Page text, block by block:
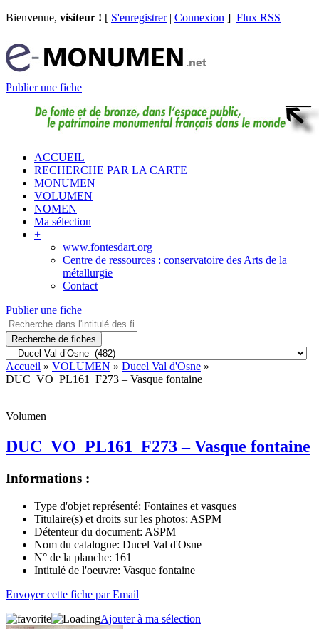
Bienvenue, visiteur ! [ S'enregistrer| Connexion ] Flux RSS
Publier une fiche
ACCUEIL
RECHERCHE PAR LA CARTE
MONUMEN
VOLUMEN
NOMEN
Ma sélection
+
www.fontesdart.org
Centre de ressources : conservatoire des Arts de la
métallurgie
Contact
Publier une fiche
Recherche de fiches
Accueil » VOLUMEN » Ducel Val d'Osne »
DUC_VO_PL161_F273 – Vasque fontaine
Volumen
DUC_VO_PL161_F273 – Vasque fontaine
Informations :
Type d'objet représenté: Fontaines et vasques
Titulaire(s) et droits sur les photos: ASPM
Détenteur du document: ASPM
Nom du catalogue: Ducel Val d'Osne
N° de la planche: 161
Intitulé de l'oeuvre: Vasque fontaine
Envoyer cette fiche par Email
Ajouter à ma sélection